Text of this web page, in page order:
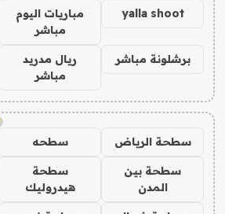
yalla shoot
مباريات اليوم
مباشر
برشلونة مباشر
ريال مدريد
مباشر
سطحة الرياض سطحه
سطحة بين
المدن
سطحة
هيدروليك